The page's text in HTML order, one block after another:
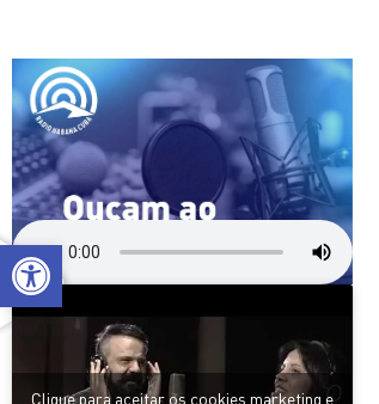
Open toolbar
Clique para aceitar os cookies marketing e